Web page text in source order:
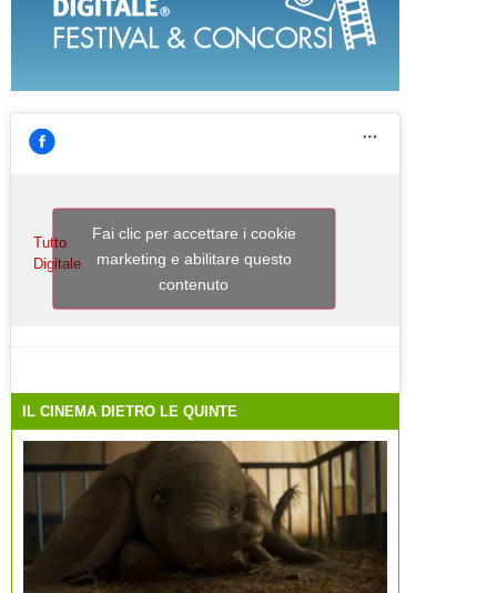
Tutto
Digitale
Fai clic per accettare i cookie
marketing e abilitare questo
contenuto
IL CINEMA DIETRO LE QUINTE